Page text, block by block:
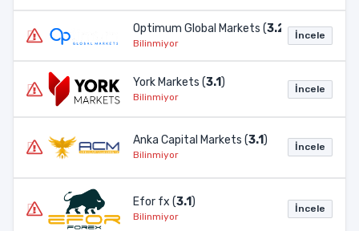
Optimum Global Markets (3.2 )
Bilinmiyor
İncele
York Markets (3.1)
Bilinmiyor
İncele
Anka Capital Markets (3.1)
Bilinmiyor
İncele
Efor fx (3.1)
Bilinmiyor
İncele